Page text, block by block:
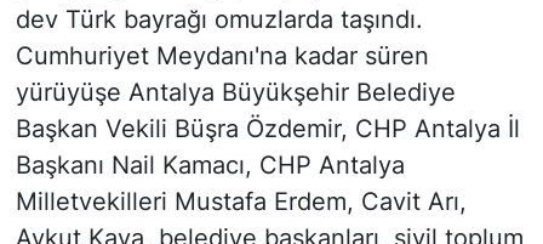
dev Türk bayrağı omuzlarda taşındı.
Cumhuriyet Meydanı'na kadar süren
yürüyüşe Antalya Büyükşehir Belediye
Başkan Vekili Büşra Özdemir, CHP Antalya İl
Başkanı Nail Kamacı, CHP Antalya
Milletvekilleri Mustafa Erdem, Cavit Arı,